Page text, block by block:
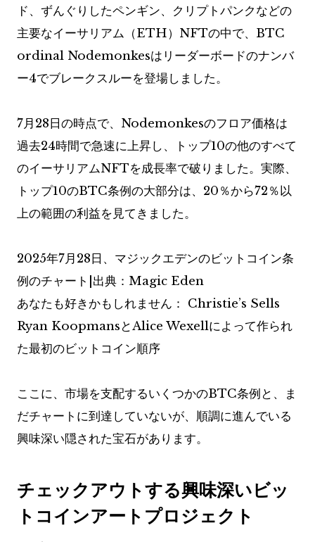
ド、ずんぐりしたペンギン、クリプトパンクなどの
主要なイーサリアム（ETH）NFTの中で、BTC
ordinal Nodemonkesはリーダーボードのナンバ
ー4でブレークスルーを登場しました。
7月28日の時点で、Nodemonkesのフロア価格は
過去24時間で急速に上昇し、トップ10の他のすべて
のイーサリアムNFTを成長率で破りました。実際、
トップ10のBTC条例の大部分は、20％から72％以
上の範囲の利益を見てきました。
2025年7月28日、マジックエデンのビットコイン条
例のチャート|出典：Magic Eden
あなたも好きかもしれません： Christie’s Sells
Ryan KoopmansとAlice Wexellによって作られ
た最初のビットコイン順序
ここに、市場を支配するいくつかのBTC条例と、ま
だチャートに到達していないが、順調に進んでいる
興味深い隠された宝石があります。
チェックアウトする興味深いビッ
トコインアートプロジェクト